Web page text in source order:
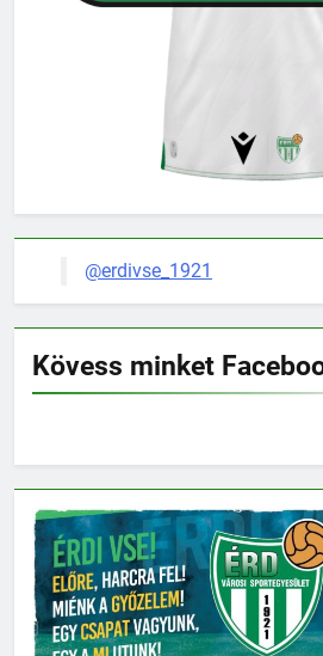
@erdivse_1921
Kövess minket